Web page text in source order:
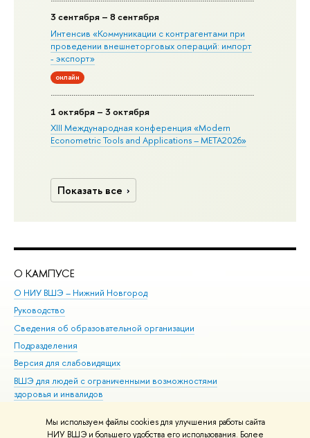
Мы используем файлы cookies для улучшения работы сайта
НИУ ВШЭ и большего удобства его использования. Более
3 сентября – 8 сентября
Интенсив «Коммуникации с контрагентами при
проведении внешнеторговых операций: импорт
- экспорт»
онлайн
1 октября – 3 октября
XIII Международная конференция «Modern
Econometric Tools and Applications – META2026»
Показать все
О КАМПУСЕ
О НИУ ВШЭ – Нижний Новгород
Руководство
Сведения об образовательной организации
Подразделения
Версия для слабовидящих
ВШЭ для людей с ограниченными возможностями
здоровья и инвалидов